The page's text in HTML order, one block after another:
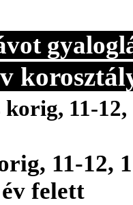
korig, 11-
11-12,
felett